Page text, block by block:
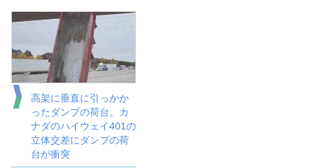
高架に垂直に引っかか
ったダンプの荷台。カ
ナダのハイウェイ401の
立体交差にダンプの荷
台が衝突